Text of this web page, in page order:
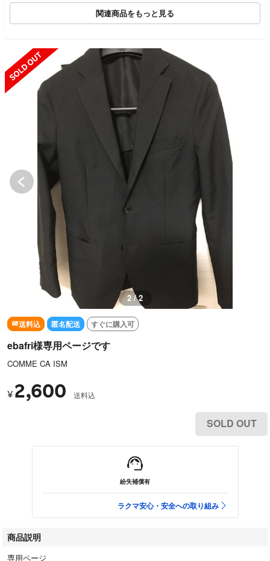
関連商品をもっと見る
SOLD OUT
2 / 2
送料込 匿名配送 すぐに購入可
ebafri様専用ページです
COMME CA ISM
¥ 2,600 送料込
SOLD OUT
紛失補償有
ラクマ安心・安全への取り組み
商品説明
専用ページ